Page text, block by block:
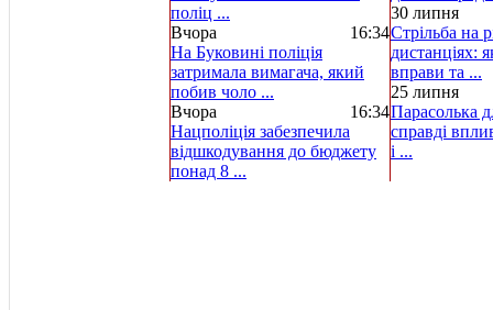
поліц ...
Вчора
16:34
На Буковині поліція
затримала вимагача, який
побив чоло ...
Вчора
16:34
Нацполіція забезпечила
відшкодування до бюджету
понад 8 ...
30 липня
Стрільба на
дистанціях:
вправи та ...
25 липня
Парасолька
справді
і ...